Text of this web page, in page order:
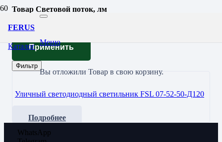
FERUS
Меню
Вы отложили Товарв свою корзину.
Каталог
Товар Световой поток, лм
Применить
Фильтр
Уличный светодиодный светильник FSL 07-52-50-Д120
Подробнее
WhatsApp